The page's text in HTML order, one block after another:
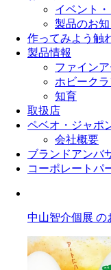
イベント
製品のお
作ってみよう 触
製品情報
ファインア
ホビークラ
知育
取扱店
ペベオ・ジャポ
会社概要
ブランドアンバ
コーポレートパ
中山智介個展 の